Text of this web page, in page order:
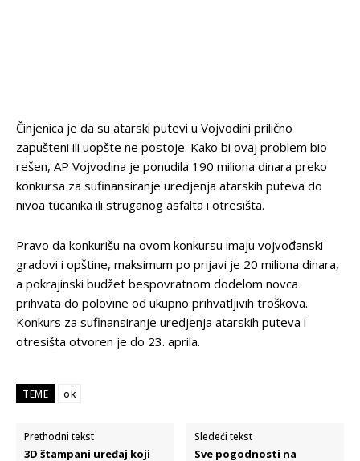
Činjenica je da su atarski putevi u Vojvodini prilično
zapušteni ili uopšte ne postoje. Kako bi ovaj problem bio
rešen, AP Vojvodina je ponudila 190 miliona dinara preko
konkursa za sufinansiranje uredjenja atarskih puteva do
nivoa tucanika ili struganog asfalta i otresišta.
Pravo da konkurišu na ovom konkursu imaju vojvođanski
gradovi i opštine, maksimum po prijavi je 20 miliona dinara,
a pokrajinski budžet bespovratnom dodelom novca
prihvata do polovine od ukupno prihvatljivih troškova.
Konkurs za sufinansiranje uredjenja atarskih puteva i
otresišta otvoren je do 23. aprila.
TEME ok
Prethodni tekst
3D štampani uređaj koji
Sledeći tekst
Sve pogodnosti na